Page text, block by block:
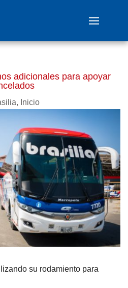
adicionales para apoyar
, Inicio
su rodamiento para